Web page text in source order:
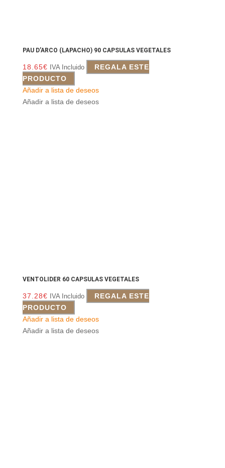
PAU D’ARCO (LAPACHO) 90 CAPSULAS VEGETALES
18.65€ IVA Incluido
REGALA ESTE
PRODUCTO
Añadir a lista de deseos
Añadir a lista de deseos
VENTOLIDER 60 CAPSULAS VEGETALES
37.28€ IVA Incluido
REGALA ESTE
PRODUCTO
Añadir a lista de deseos
Añadir a lista de deseos